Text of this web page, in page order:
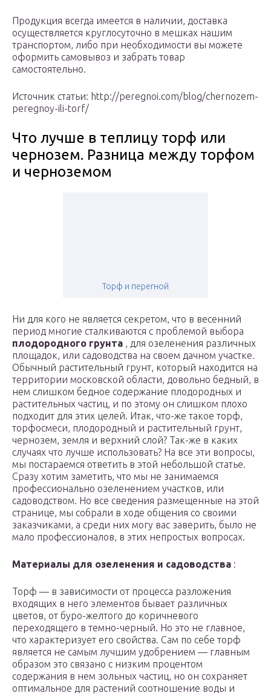
Продукция всегда имеется в наличии, доставка
осуществляется круглосуточно в мешках нашим
транспортом, либо при необходимости вы можете
оформить самовывоз и забрать товар
самостоятельно.
Источник статьи: http://peregnoi.com/blog/chernozem-
peregnoy-ili-torf/
Что лучше в теплицу торф или
чернозем. Разница между торфом
и черноземом
Торф и перегной
Ни для кого не является секретом, что в весенний
период многие сталкиваются с проблемой выбора
плодородного грунта , для озеленения различных
площадок, или садоводства на своем дачном участке.
Обычный растительный грунт, который находится на
территории московской области, довольно бедный, в
нем слишком бедное содержание плодородных и
растительных частиц, и по этому он слишком плохо
подходит для этих целей. Итак, что-же такое торф,
торфосмеси, плодородный и растительный грунт,
чернозем, земля и верхний слой? Так-же в каких
случаях что лучше использовать? На все эти вопросы,
мы постараемся ответить в этой небольшой статье.
Сразу хотим заметить, что мы не занимаемся
профессионально озеленением участков, или
садоводством. Но все сведения размещенные на этой
странице, мы собрали в ходе общения со своими
заказчиками, а среди них могу вас заверить, было не
мало профессионалов, в этих непростых вопросах.
Материалы для озеленения и садоводства :
Торф — в зависимости от процесса разложения
входящих в него элементов бывает различных
цветов, от буро-желтого до коричневого
переходящего в темно-черный. Но это не главное,
что характеризует его свойства. Сам по себе торф
является не самым лучшим удобрением — главным
образом это связано с низким процентом
содержания в нем зольных частиц, но он сохраняет
оптимальное для растений соотношение воды и